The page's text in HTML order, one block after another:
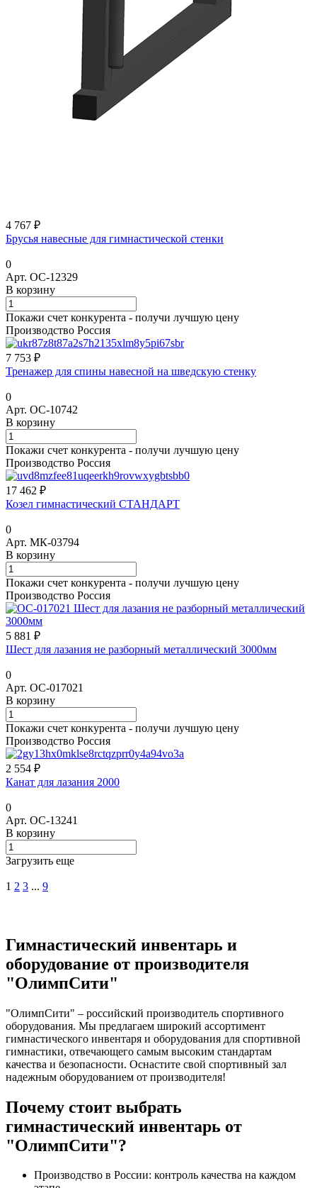
4 767 ₽
Брусья навесные для гимнастической стенки
0
Арт. ОС-12329
В корзину
Покажи счет конкурента - получи лучшую цену
Производство Россия
7 753 ₽
Тренажер для спины навесной на шведскую стенку
0
Арт. ОС-10742
В корзину
Покажи счет конкурента - получи лучшую цену
Производство Россия
17 462 ₽
Козел гимнастический СТАНДАРТ
0
Арт. МК-03794
В корзину
Покажи счет конкурента - получи лучшую цену
Производство Россия
5 881 ₽
Шест для лазания не разборный металлический 3000мм
0
Арт. ОС-017021
В корзину
Покажи счет конкурента - получи лучшую цену
Производство Россия
2 554 ₽
Канат для лазания 2000
0
Арт. ОС-13241
В корзину
Загрузить еще
1 2 3 ... 9
Гимнастический инвентарь и
оборудование от производителя
"ОлимпСити"
"ОлимпСити" – российский производитель спортивного
оборудования. Мы предлагаем широкий ассортимент
гимнастического инвентаря и оборудования для спортивной
гимнастики, отвечающего самым высоким стандартам
качества и безопасности. Оснастите свой спортивный зал
надежным оборудованием от производителя!
Почему стоит выбрать
гимнастический инвентарь от
"ОлимпСити"?
Производство в России: контроль качества на каждом